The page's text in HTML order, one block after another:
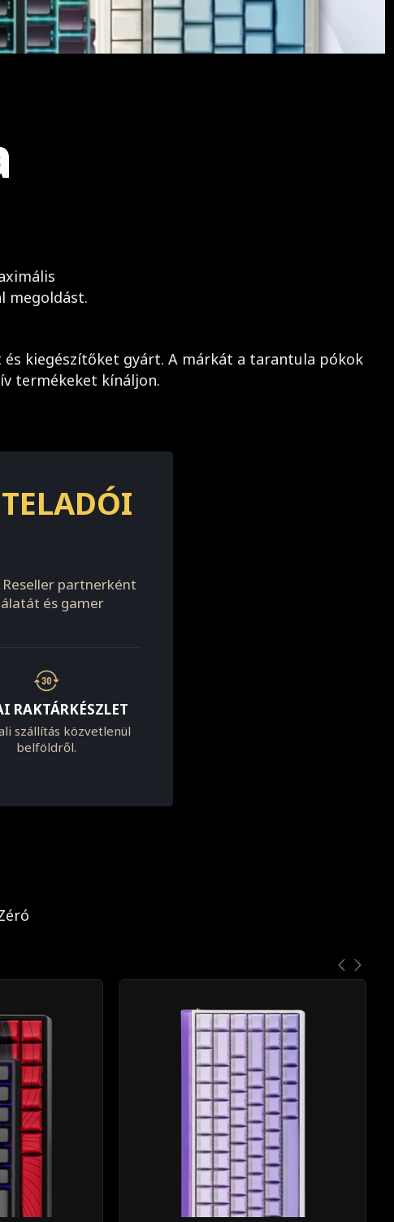
megoldást.
kiegészítőket gyárt. A márkát a tarantula pókok
termékeket kínáljon.
Reseller partnerként
és gamer
RAKTÁRKÉSZLET
szállítás közvetlenül
belföldről.